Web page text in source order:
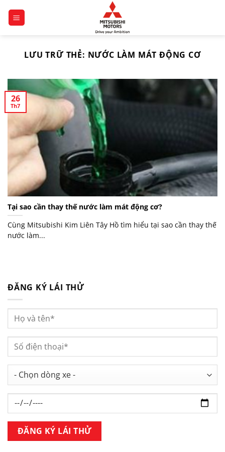
đến
LƯU TRỮ THẺ: NƯỚC LÀM MÁT ĐỘNG CƠ
Tại sao cần thay thế nước làm mát động cơ?
Cùng Mitsubishi Kim Liên Tây Hồ tìm hiểu tại sao cần thay thế
nước làm...
26
Th7
ĐĂNG KÝ LÁI THỬ